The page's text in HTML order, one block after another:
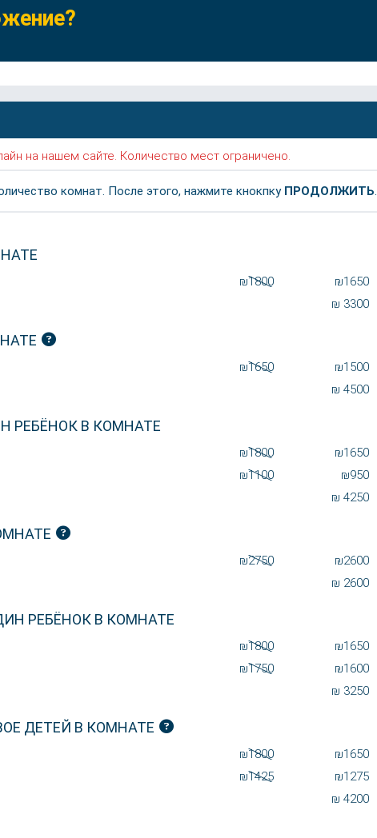
на нашем сайте. Количество мест ограничено.
комнат. После этого, нажмите кнокпку ПРОДОЛЖИТЬ.
₪1800 ₪1650
₪ 3300
₪1650 ₪1500
₪ 4500
РЕБЁНОК В КОМНАТЕ
₪1800 ₪1650
₪1100 ₪950
₪ 4250
₪2750 ₪2600
₪ 2600
РЕБЁНОК В КОМНАТЕ
₪1800 ₪1650
₪1750 ₪1600
₪ 3250
ДЕТЕЙ В КОМНАТЕ
₪1800 ₪1650
₪1425 ₪1275
₪ 4200